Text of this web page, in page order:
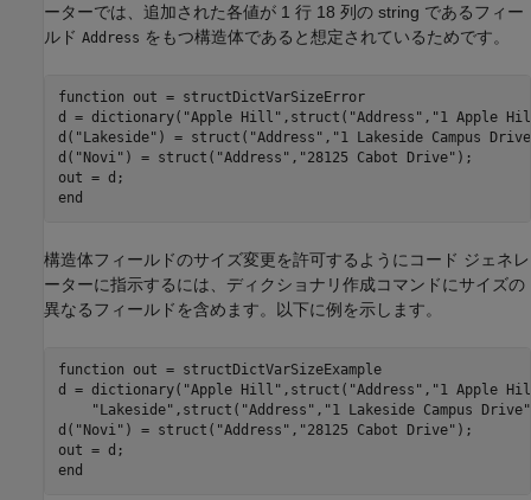
ーターでは、追加された各値が 1 行 18 列の string であるフィー
ルド Address をもつ構造体であると想定されているためです。
function out = structDictVarSizeError
d = dictionary( "Apple Hill" ,struct( "Address" , "1 Apple
d( "Lakeside" ) = struct( "Address" , "1 Lakeside Campus
d( "Novi" ) = struct( "Address" , "28125 Cabot Drive" );
end
構造体フィールドのサイズ変更を許可するようにコード ジェネレ
ーターに指示するには、ディクショナリ作成コマンドにサイズの
異なるフィールドを含めます。以下に例を示します。
function out = structDictVarSizeExample
d = dictionary( "Apple Hill" ,struct( "Address" , "1 Apple
"Lakeside" ,struct( "Address" , "1 Lakeside Campus Drive"
d( "Novi" ) = struct( "Address" , "28125 Cabot Drive" );
end